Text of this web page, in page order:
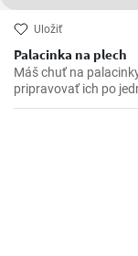
Uložiť
Palacinka na plech
Máš chuť na
pripravovať ich po